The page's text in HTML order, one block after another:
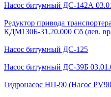
Насос битумный ДС-142А
Редуктор привода
КДМ130Б-31.20.000 Сб (лев.
Насос битумный ДС-125
Насос битумный ДС-39Б
Гидронасос НП-90 (Насос